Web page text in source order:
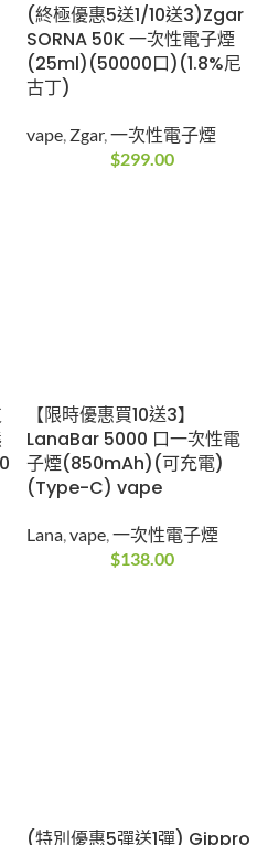
(終極優惠5送1/10送3)Zgar
SORNA 50K 一次性電子煙
(25ml)(50000口)(1.8%尼
古丁)
vape Zgar, 一次性電子煙
$299.00
【限時優惠買10送3】
LanaBar 5000 口一次性電
子煙(850mAh)(可充電)
(Type-C) vape
Lana vape 一次性電子煙
$138.00
(特別優惠5彈送1彈) Gippro